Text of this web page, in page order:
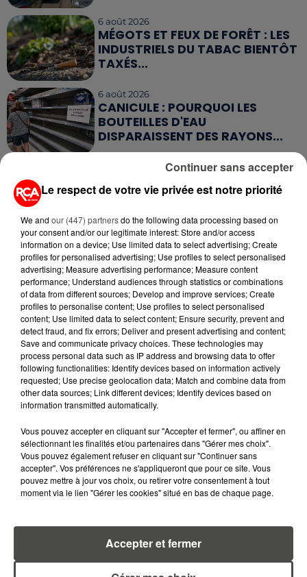
6 août 2026
MÉGOTS ET FEUX DE FORÊT : LES
INDUSTRIELS DU TABAC BIENTÔT
TAXÉS...
6 août 2026
CANICULE : POURQUOI LES
BOUTEILLES D'EAU
DISPARAISSENT DES RAYONS...
PLUS CHER QU'IL Y A CINQ ANS,
5 août 2026
QUELLES SONT LES MARQUES QUI
OFFRENT LE MEILLEUR RAPPORT...
RETROUVEZ TOUTE L'ACTU DE LA RÉGION ET
RECEVEZ LES ALERTES INFOS DE LA RÉDACTION
EN TÉLÉCHARGEANT L'APPLICATION MOBILE
RCA
LA RÉDACTION
RCA
Voir toute l'équipe RCA
DIMITRI COUTAND
Journaliste
Le respect de votre vie privée est notre priorité
We and our (447) partnersdo the following data processing based on
your consent and/or our legitimate interest: Store and/or access
information on a device; Use limited data to select advertising; Create
profiles for personalised advertising; Use profiles to select personalised
advertising; Measure advertising performance; Measure content
performance; Understand audiences through statistics or combinations
of data from different sources; Develop and improve services; Create
profiles to personalise content; Use profiles to select personalised
content; Use limited data to select content; Ensure security, prevent and
detect fraud, and fix errors; Deliver and present advertising and content;
Save and communicate privacy choices. These technologies may
process personal data such as IP address and browsing data to offer
following functionalities: Identify devices based on information actively
requested; Use precise geolocation data; Match and combine data from
other data sources; Link different devices; Identify devices based on
information transmitted automatically.
Vous pouvez accepter en cliquant sur "Accepter et fermer", ou affiner en
sélectionnant les finalités et/ou partenaires dans "Gérer mes choix".
Vous pouvez également refuser en cliquant sur "Continuer sans
accepter". Vos préférences ne s'appliqueront que pour ce site. Vous
pouvez mettre à jour vos choix, ou retirer votre consentement à tout
moment via le lien "Gérer les cookies" situé en bas de chaque page.
Accepter et fermer
Continuer sans accepter